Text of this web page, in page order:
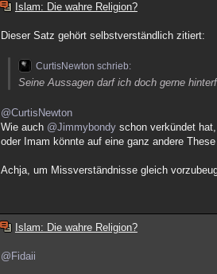
Islam: Die wahre Religion?
Dieser Satz gehört selbstverständlich zitiert:
CurtisNewton schrieb:
Seine Aussagen darf ich doch gerne
@CurtisNewton
Wie auch @Jimmybondy schon verkündet
oder Imam könnte auf eine ganz andere
Achja, um Missverständnisse gleich
Islam: Die wahre Religion?
@Fidaii